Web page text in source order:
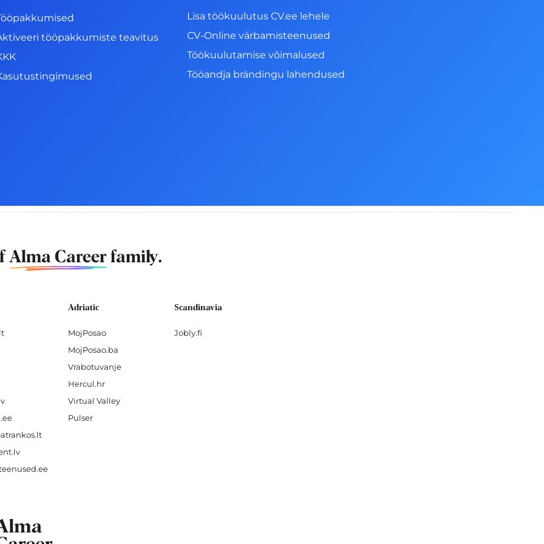
tööpakkumiste teavitus
Lisa töökuulutus CV.ee lehele
CV-Online värbamisteenused
Töökuulutamise võimalused
Tööandja brändingu lahendused
Alma Careerfamily.
Adriatic
MojPosao
MojPosao.ba
Vrabotuvanje
Hercul.hr
Virtual Valley
Pulser
Scandinavia
Jobly.fi